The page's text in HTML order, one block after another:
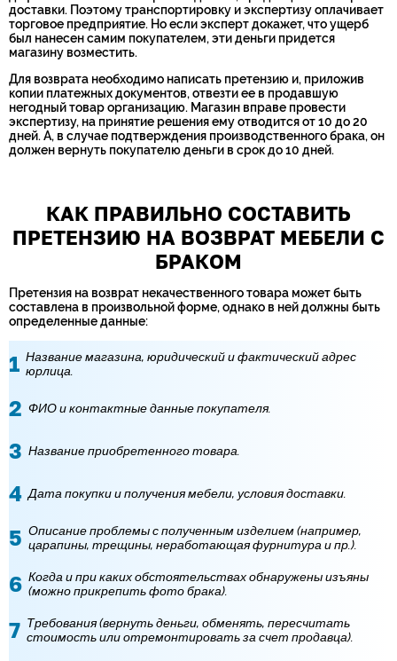
доставки. Поэтому транспортировку и экспертизу оплачивает
торговое предприятие. Но если эксперт докажет, что ущерб
был нанесен самим покупателем, эти деньги придется
магазину возместить.
Для возврата необходимо написать претензию и, приложив
копии платежных документов, отвезти ее в продавшую
негодный товар организацию. Магазин вправе провести
экспертизу, на принятие решения ему отводится от 10 до 20
дней. А, в случае подтверждения производственного брака, он
должен вернуть покупателю деньги в срок до 10 дней.
КАК ПРАВИЛЬНО СОСТАВИТЬ
ПРЕТЕНЗИЮ НА ВОЗВРАТ МЕБЕЛИ С
БРАКОМ
Претензия на возврат некачественного товара может быть
составлена в произвольной форме, однако в ней должны быть
определенные данные:
Название магазина, юридический и фактический адрес
юрлица.
ФИО и контактные данные покупателя.
Название приобретенного товара.
Дата покупки и получения мебели, условия доставки.
Описание проблемы с полученным изделием (например,
царапины, трещины, неработающая фурнитура и пр.).
Когда и при каких обстоятельствах обнаружены изъяны
(можно прикрепить фото брака).
Требования (вернуть деньги, обменять, пересчитать
стоимость или отремонтировать за счет продавца).